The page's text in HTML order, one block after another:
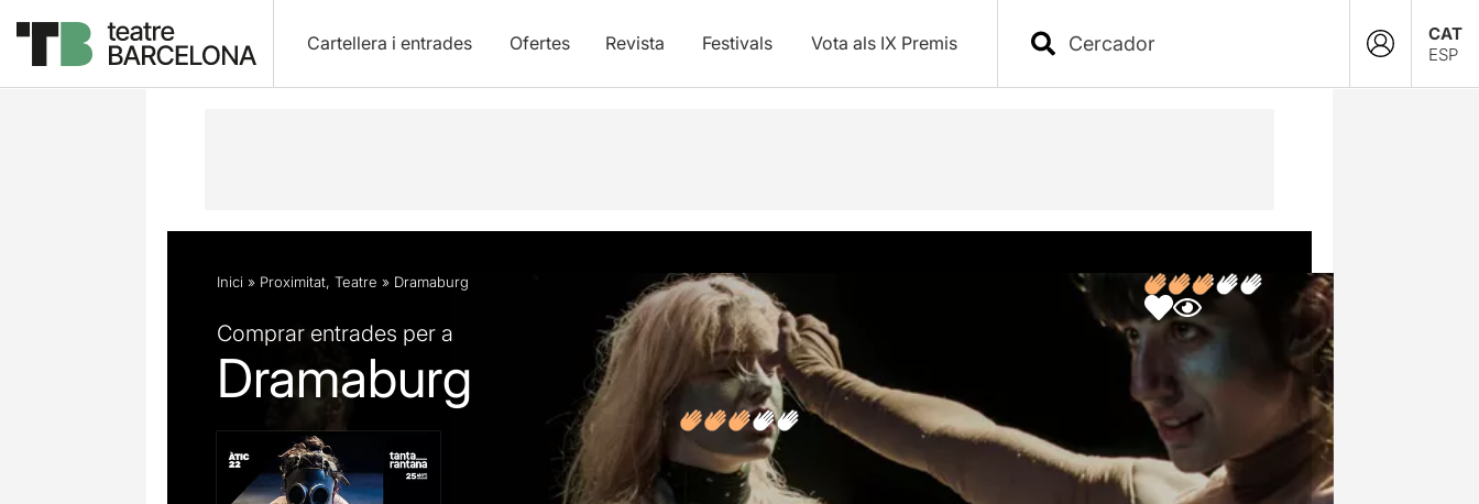
Cartellera i entrades Ofertes Revista Festivals Vota als IX Premis
CAT
ESP
Descripció Fitxa artística Fotos i vídeos Opinions
Inici » Proximitat, Teatre » Dramaburg
Comprar entrades per a
Dramaburg